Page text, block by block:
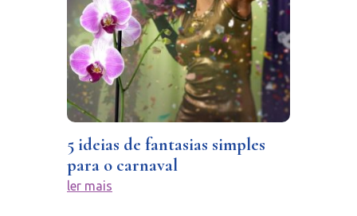
5 ideias de fantasias simples
para o carnaval
ler mais